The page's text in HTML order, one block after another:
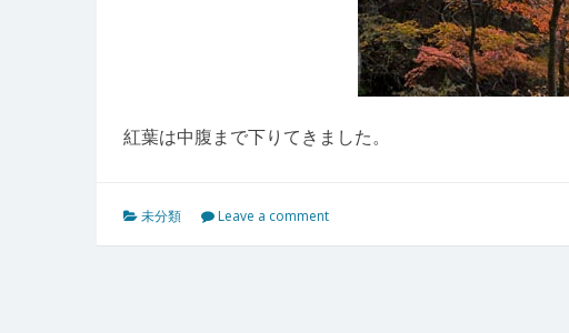
紅葉は中腹まで下りてきました。
未分類 Leave a comment